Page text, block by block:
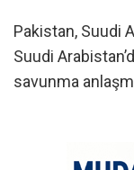
Pakistan, Suudi
Suudi
savunma